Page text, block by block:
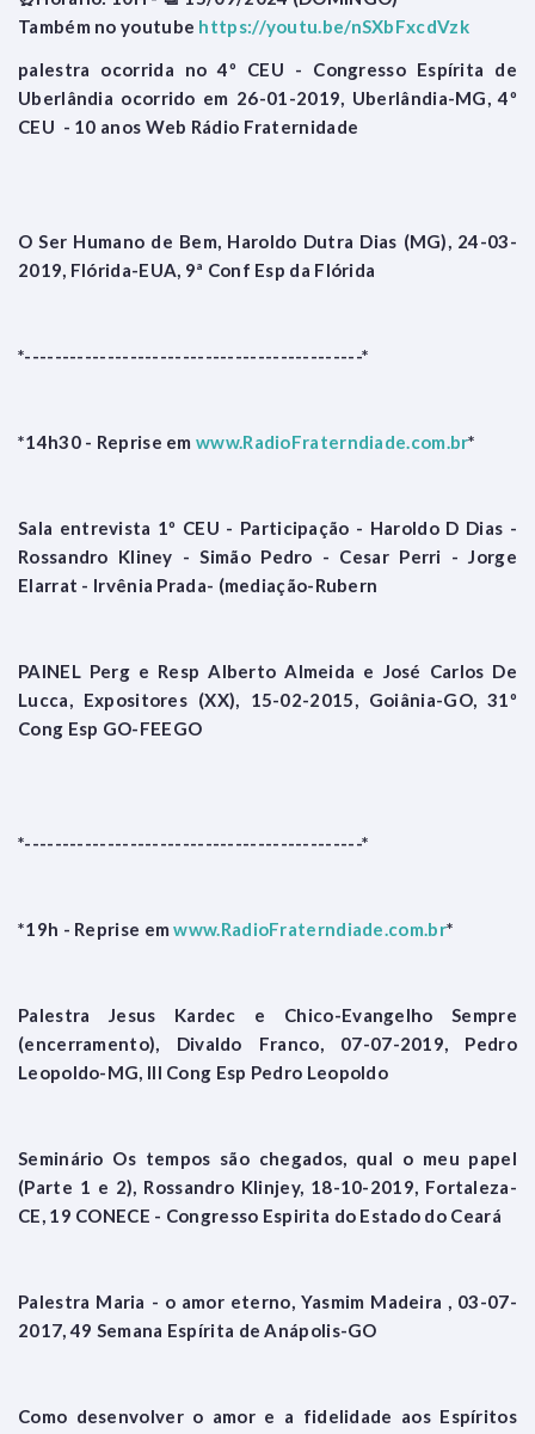
Também no youtube https://youtu.be/nSXbFxcdVzk
palestra ocorrida no 4º CEU - Congresso Espírita de
Uberlândia ocorrido em 26-01-2019, Uberlândia-MG, 4º
CEU - 10 anos Web Rádio Fraternidade
O Ser Humano de Bem, Haroldo Dutra Dias (MG), 24-03-
2019, Flórida-EUA, 9ª Conf Esp da Flórida
*---------------------------------------------*
*14h30 - Reprise emwww.RadioFraterndiade.com.br*
Sala entrevista 1º CEU - Participação - Haroldo D Dias -
Rossandro Kliney - Simão Pedro - Cesar Perri - Jorge
Elarrat - Irvênia Prada- (mediação-Rubern
PAINEL Perg e Resp Alberto Almeida e José Carlos De
Lucca, Expositores (XX), 15-02-2015, Goiânia-GO, 31º
Cong Esp GO-FEEGO
*---------------------------------------------*
*19h - Reprise emwww.RadioFraterndiade.com.br*
Palestra Jesus Kardec e Chico-Evangelho Sempre
(encerramento), Divaldo Franco, 07-07-2019, Pedro
Leopoldo-MG, III Cong Esp Pedro Leopoldo
Seminário Os tempos são chegados, qual o meu papel
(Parte 1 e 2), Rossandro Klinjey, 18-10-2019, Fortaleza-
CE, 19 CONECE - Congresso Espirita do Estado do Ceará
Palestra Maria - o amor eterno, Yasmim Madeira , 03-07-
2017, 49 Semana Espírita de Anápolis-GO
Como desenvolver o amor e a fidelidade aos Espíritos